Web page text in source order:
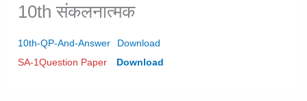
10th संकलनात्मक
10th-QP-And-Answer
Download
SA-1Question Paper
Download